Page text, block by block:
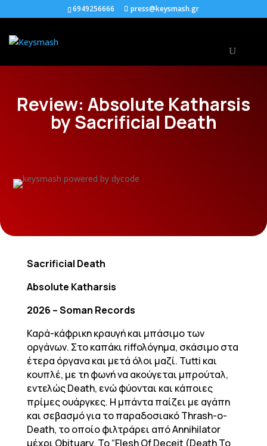
6949256666 press@keysmash.gr
Review: Absolute Katharsis
by Sacrificial Death
Sacrificial Death
Absolute Katharsis
2026 – Soman Records
Καρά-κάφρικη κραυγή και μπάσιμο των
οργάνων. Στο καπάκι riffολόγημα, σκάσιμο στα
έτερα όργανα και μετά όλοι μαζί. Tutti και
κουπλέ, με τη φωνή να ακούγεται μπρούταλ,
εντελώς Death, ενώ φύονται και κάποιες
πρίμες ουάργκες. Η μπάντα παίζει με αγάπη
και σεβασμό για το παραδοσιακό Thrash-o-
Death, το οποίο φιλτράρει από Annihilator
μέχρι Obituary. To “Flesh Of Deceit (Death To